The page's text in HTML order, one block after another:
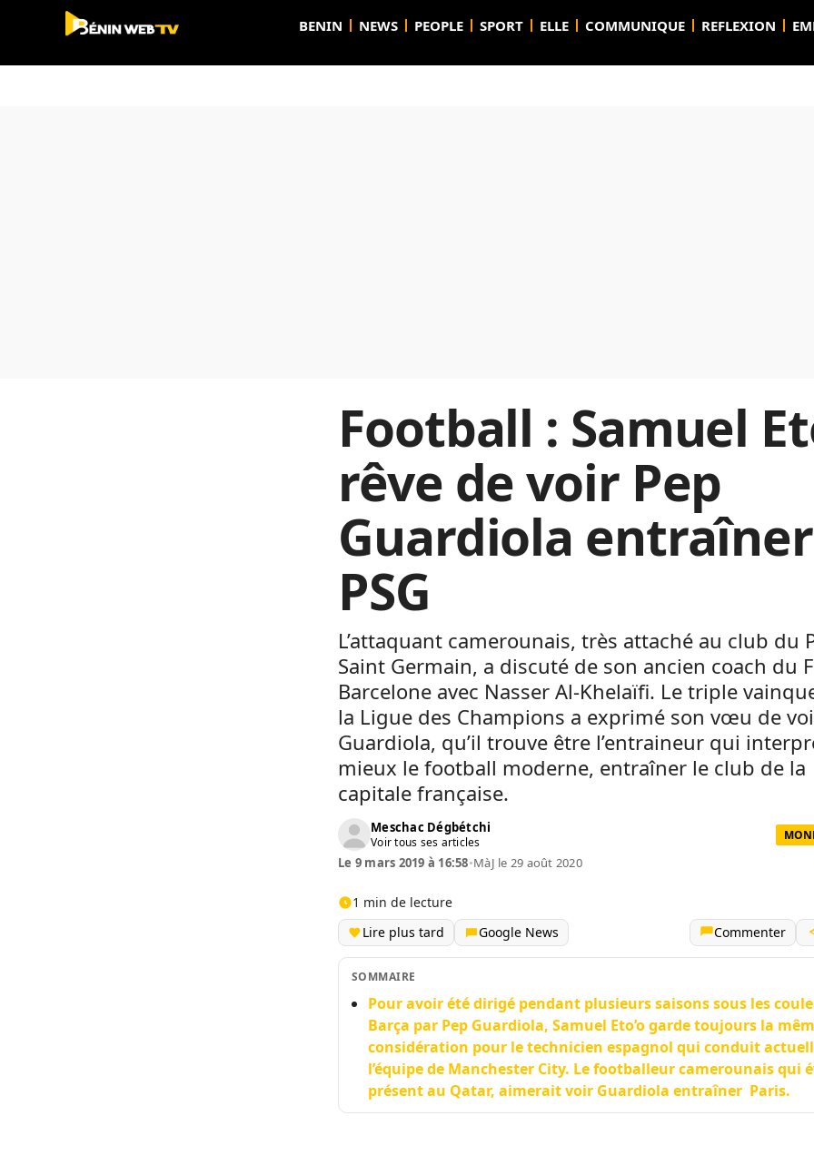
BENIN NEWS PEOPLE SPORT ELLE COMMUNIQUE REFLEXION
Football : Samuel
rêve de voir Pep
Guardiola
PSG
L’attaquant camerounais, très attaché au club du
Saint Germain, a discuté de son ancien coach du
Barcelone avec Nasser Al-Khelaïfi. Le triple
la Ligue des Champions a exprimé son vœu de
Guardiola, qu’il trouve être l’entraineur qui
mieux le football moderne, entraîner le club de la
capitale française.
Meschac Dégbétchi
Voir tous ses articles
Le 9 mars 2019 à 16:58•MàJ le 29 août 2020
1 min de lecture
Lire plus tard
Google News Commenter
SOMMAIRE
Pour avoir été dirigé pendant plusieurs saisons sous les
Barça par Pep Guardiola, Samuel Eto’o garde toujours la
considération pour le technicien espagnol qui conduit
l’équipe de Manchester City. Le footballeur camerounais qui
présent au Qatar, aimerait voir Guardiola entraîner Paris.